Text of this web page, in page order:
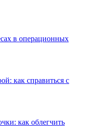
в операционных
как справиться с
как облегчить